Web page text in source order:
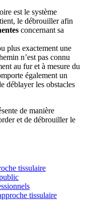
est le système
le débrouiller afin
concernant sa
plus exactement une
n’est pas connu
au fur et à mesure du
également un
déblayer les obstacles
de manière
et de débrouiller le
tissulaire
tissulaire